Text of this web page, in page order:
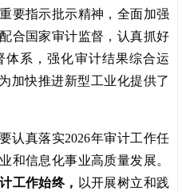
要指示批示精神，全面加强
合国家审计监督，认真抓好
系，强化审计结果综合运
加快推进新型工业化提供了
认真落实2026年审计工作任
和信息化事业高质量发展。
工作始终， 以开展树立和践